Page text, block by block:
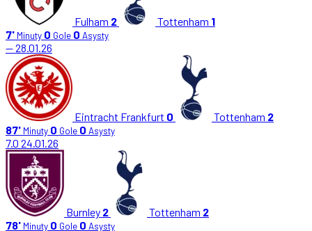
Fulham 2 Tottenham 1
7' Minuty 0 Gole 0 Asysty
—28.01.26
Eintracht Frankfurt 0 Tottenham 2
87' Minuty 0 Gole 0 Asysty
7.0 24.01.26
Burnley 2 Tottenham 2
78' Minuty 0 Gole 0 Asysty